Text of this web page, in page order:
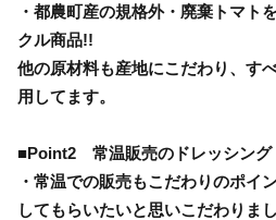
・都農町産の規格外・廃棄トマト
クル商品!!
他の原材料も産地にこだわり、す
用してます。
■Point2 常温販売のドレッシング
・常温での販売もこだわりのポイ
してもらいたいと思いこだわりま